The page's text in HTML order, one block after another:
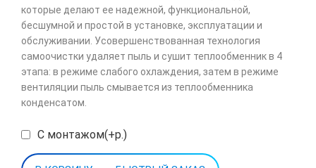
которые делают ее надежной, функциональной,
бесшумной и простой в установке, эксплуатации и
обслуживании. Усовершенствованная технология
самоочистки удаляет пыль и сушит теплообменник в 4
этапа: в режиме слабого охлаждения, затем в режиме
вентиляции пыль смывается из теплообменника
конденсатом.
С монтажом(+р.)